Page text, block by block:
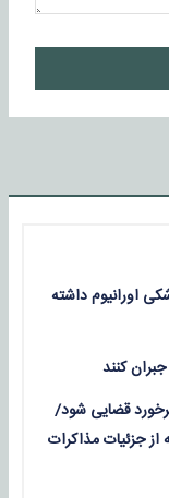
اورانیوم داشته
قضایی شود/
جزئیات مذاکرات